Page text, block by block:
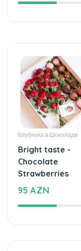
Клубника в Шоколаде
Bright taste -
Chocolate
Strawberries
95 AZN